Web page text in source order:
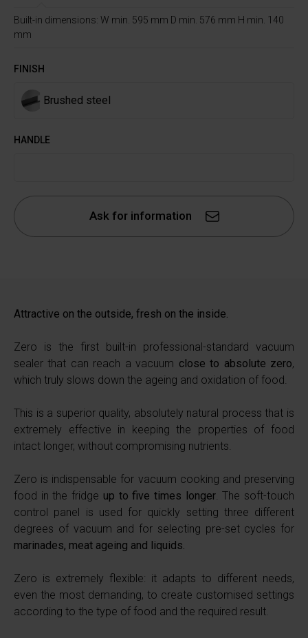
Built-in dimensions: W min. 595 mm D min. 576 mm H min. 140
mm
FINISH
Brushed steel
HANDLE
Ask for information
Attractive on the outside, fresh on the inside.
Zero is the first built-in professional-standard vacuum
sealer that can reach a vacuum close to absolute zero,
which truly slows down the ageing and oxidation of food.
This is a superior quality, absolutely natural process that is
extremely effective in keeping the properties of food
intact longer, without compromising nutrients.
Zero is indispensable for vacuum cooking and preserving
food in the fridge up to five times longer. The soft-touch
control panel is used for quickly setting three different
degrees of vacuum and for selecting pre-set cycles for
marinades, meat ageing and liquids.
Zero is extremely flexible: it adapts to different needs,
even the most demanding, to create customised settings
according to the type of food and the required result.